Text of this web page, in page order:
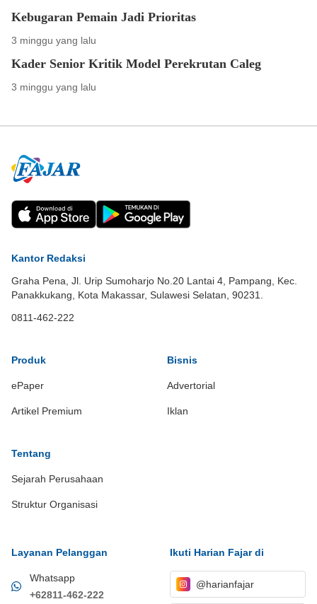
Kebugaran Pemain Jadi Prioritas
3 minggu yang lalu
Kader Senior Kritik Model Perekrutan Caleg
3 minggu yang lalu
Kantor Redaksi
Graha Pena, Jl. Urip Sumoharjo No.20 Lantai 4, Pampang, Kec.
Panakkukang, Kota Makassar, Sulawesi Selatan, 90231.
0811-462-222
Produk
ePaper
Artikel Premium
Bisnis
Advertorial
Iklan
Tentang
Sejarah Perusahaan
Struktur Organisasi
Layanan Pelanggan
Whatsapp
+62811-462-222
Ikuti Harian Fajar di
@harianfajar